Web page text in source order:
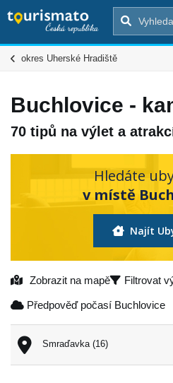
okres Uherské Hradiště
Buchlovice -
70 tipů na výlet a
Hledáte
v místě
Najít
Zobrazit na mapě Filtrovat
Předpověď počasí Buchlovice
Smraďavka (16)